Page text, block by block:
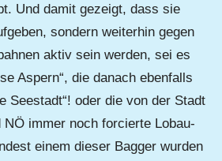
Und damit gezeigt, dass sie
sondern weiterhin gegen
aktiv sein werden, sei es
Aspern“, die danach ebenfalls
Seestadt“! oder die von der Stadt
NÖ immer noch forcierte Lobau-
einem dieser Bagger wurden